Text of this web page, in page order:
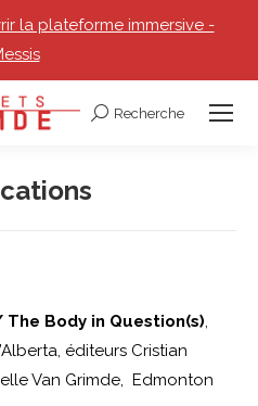
la plateforme immersive -
Recherche
Recherche
Body in Question(s),
éditeurs Cristian
Van Grimde, Edmonton